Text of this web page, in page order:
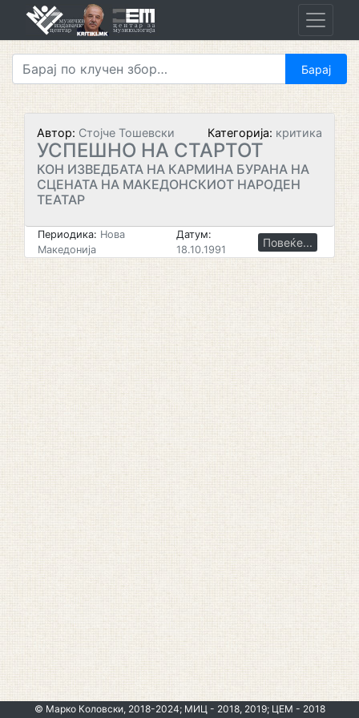
Автор: Стојче Тошевски Категорија: критика
УСПЕШНО НА СТАРТОТ
КОН ИЗВЕДБАТА НА КАРМИНА БУРАНА НА
СЦЕНАТА НА МАКЕДОНСКИОТ НАРОДЕН
ТЕАТАР
Периодика: Нова
Македонија
Датум:
18.10.1991
Повеќе...
© Марко Коловски, 2018-2024; МИЦ - 2018, 2019; ЦЕМ - 2018